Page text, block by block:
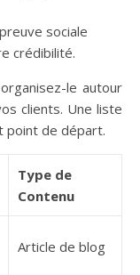
sociale
crédibilité.
le autour
clients. Une liste
point de départ.
Type de
Contenu
Article de blog